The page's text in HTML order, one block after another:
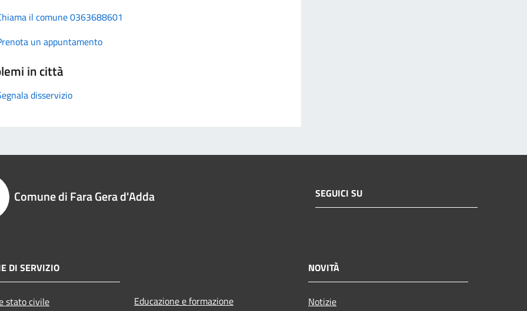
il comune 0363688601
un appuntamento
in città
disservizio
Comune di Fara Gera d'Adda SEGUICI SU
DI SERVIZIO
stato civile Educazione e formazione
NOVITÀ
Notizie